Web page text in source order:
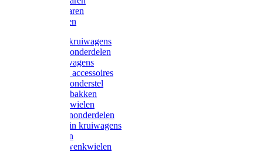
Takkenscharen
Snoeimessen
Landbouwkruiwagens
Kruiwagenonderdelen
Bouwkruiwagens
Kruiwagen accessoires
Kruiwagenonderstel
Kruiwagenbakken
Kruiwagenwielen
Steekwagenonderdelen
Huis en Tuin kruiwagens
Steekwagen
Bok- en Zwenkwielen